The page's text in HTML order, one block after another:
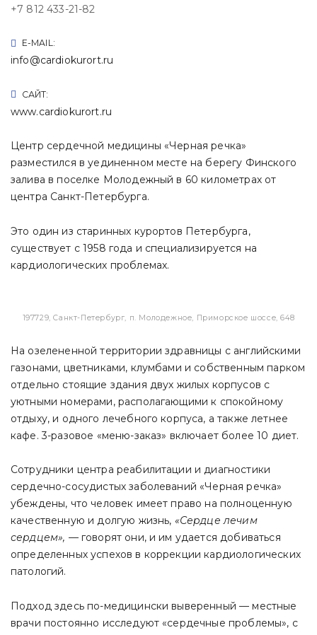
+7 812 433-21-82
E-MAIL:
info@cardiokurort.ru
САЙТ:
www.cardiokurort.ru
Центр сердечной медицины «Черная речка»
разместился в уединенном месте на берегу Финского
залива в поселке Молодежный в 60 километрах от
центра Санкт-Петербурга.
Это один из старинных курортов Петербурга,
существует с 1958 года и специализируется на
кардиологических проблемах.
197729, Санкт-Петербург, п. Молодежное, Приморское шоссе, 648
На озелененной территории здравницы с английскими
газонами, цветниками, клумбами и собственным парком
отдельно стоящие здания двух жилых корпусов с
уютными номерами, располагающими к спокойному
отдыху, и одного лечебного корпуса, а также летнее
кафе. 3-разовое «меню-заказ» включает более 10 диет.
Сотрудники центра реабилитации и диагностики
сердечно-сосудистых заболеваний «Черная речка»
убеждены, что человек имеет право на полноценную
качественную и долгую жизнь, «Сердце лечим
сердцем», — говорят они, и им удается добиваться
определенных успехов в коррекции кардиологических
патологий.
Подход здесь по-медицински выверенный — местные
врачи постоянно исследуют «сердечные проблемы», с